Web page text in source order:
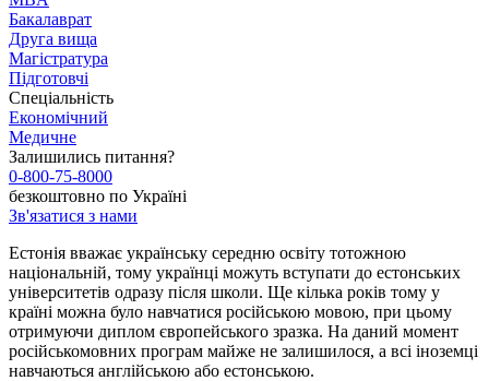
Бакалаврат
Друга вища
Магістратура
Підготовчі
Спеціальність
Економічний
Медичне
Залишились питання?
0-800-75-8000
безкоштовно по Україні
Зв'язатися з нами
Естонія вважає українську середню освіту тотожною
національній, тому українці можуть вступати до естонських
університетів одразу після школи. Ще кілька років тому у
країні можна було навчатися російською мовою, при цьому
отримуючи диплом європейського зразка. На даний момент
російськомовних програм майже не залишилося, а всі іноземці
навчаються англійською або естонською.